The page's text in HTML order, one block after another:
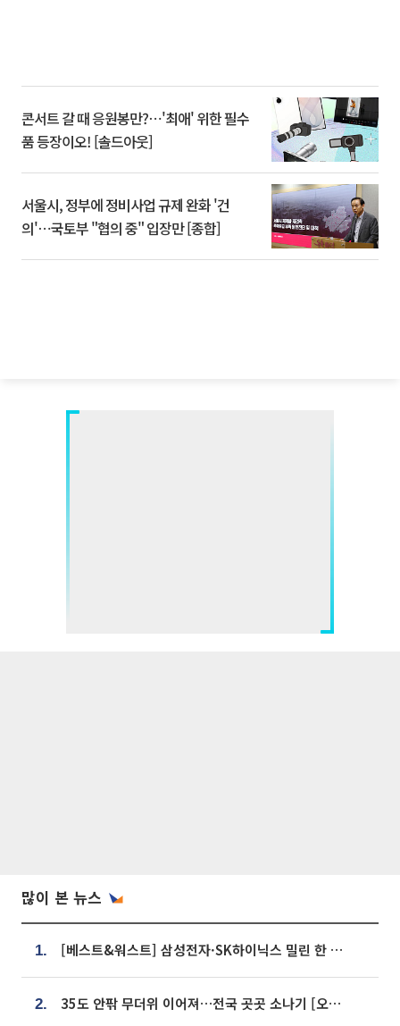
콘서트 갈 때 응원봉만?⋯'최애' 위한 필수
품 등장이오! [솔드아웃]
서울시, 정부에 정비사업 규제 완화 '건
의'⋯국토부 "협의 중" 입장만 [종합]
많이 본 뉴스
1. [베스트&워스트] 삼성전자·SK하이닉스 밀린 한 주…상상인증권은 85% 급등
2. 35도 안팎 무더위 이어져…전국 곳곳 소나기 [오늘 날씨]